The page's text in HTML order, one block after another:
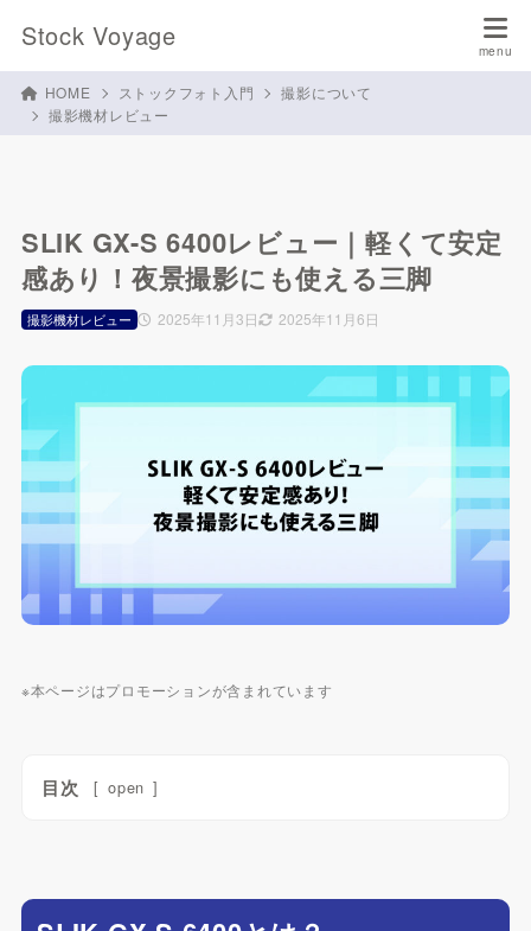
Stock Voyage
HOME ストックフォト入門
撮影について
撮影機材レビュー
SLIK GX-S 6400レビュー｜軽くて安定
感あり！夜景撮影にも使える三脚
2025年11月3日 2025年11月6日
撮影機材レビュー
※本ページはプロモーションが含まれています
目次 [ open ]